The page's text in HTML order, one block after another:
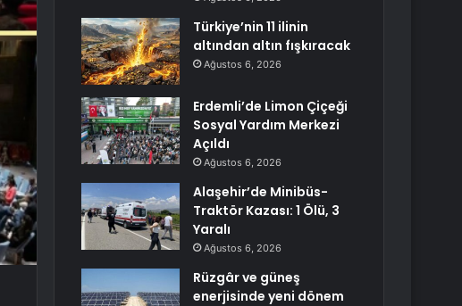
Türkiye’nin 11 ilinin
altından altın fışkıracak
Ağustos 6, 2026
Erdemli’de Limon Çiçeği
Sosyal Yardım Merkezi
Açıldı
Ağustos 6, 2026
Alaşehir’de Minibüs-
Traktör Kazası: 1 Ölü, 3
Yaralı
Ağustos 6, 2026
Rüzgâr ve güneş
enerjisinde yeni dönem